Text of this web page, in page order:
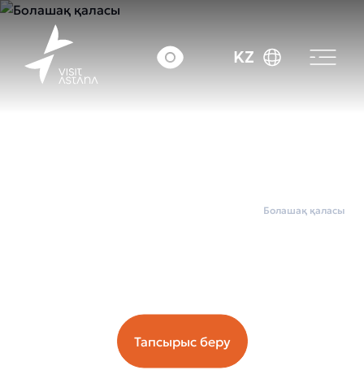
KZ
Болашақ қаласы
Тапсырыс беру